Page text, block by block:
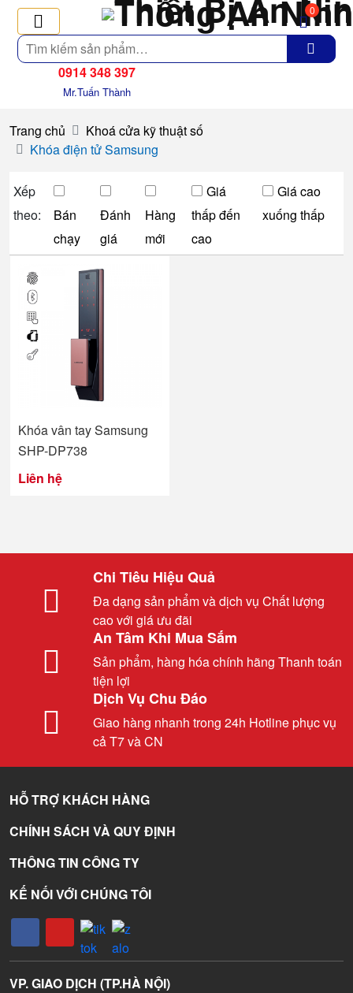
Tìm
kiếm
0
0914 348 397
Mr.Tuấn Thành
Trang chủ
Khoá cửa kỹ thuật số
Khóa điện tử Samsung
Xếp
theo:
Bán
chạy
Đánh
giá
Hàng
mới
Giá
thấp đến
cao
Giá cao
xuống thấp
Khóa vân tay Samsung
SHP-DP738
Liên hệ
Chi Tiêu Hiệu Quả
Đa dạng sản phẩm và dịch vụ Chất lượng
cao với giá ưu đãi
An Tâm Khi Mua Sắm
Sản phẩm, hàng hóa chính hãng Thanh toán
tiện lợi
Dịch Vụ Chu Đáo
Giao hàng nhanh trong 24h Hotline phục vụ
cả T7 và CN
HỖ TRỢ KHÁCH HÀNG
CHÍNH SÁCH VÀ QUY ĐỊNH
THÔNG TIN CÔNG TY
KẾ NỐI VỚI CHÚNG TÔI
VP. GIAO DỊCH (TP.HÀ NỘI)